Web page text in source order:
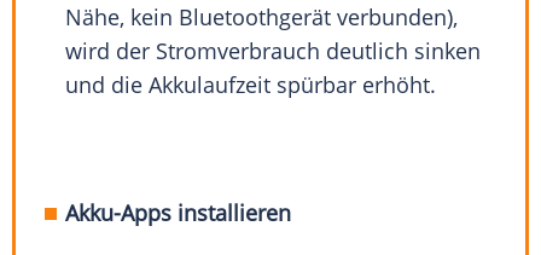
Nähe, kein Bluetoothgerät verbunden),
wird der Stromverbrauch deutlich sinken
und die Akkulaufzeit spürbar erhöht.
Akku-Apps installieren